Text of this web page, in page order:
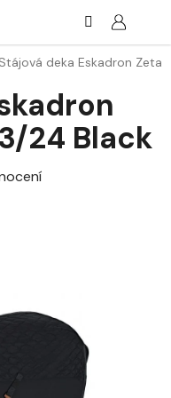
Stájová deka Eskadron Zeta
24 Black